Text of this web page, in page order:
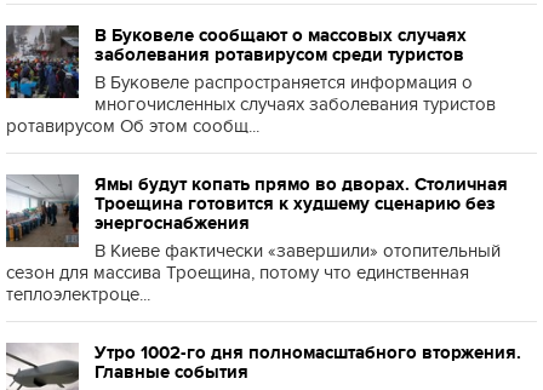
В Буковеле сообщают о массовых случаях
заболевания ротавирусом среди туристов
В Буковеле распространяется информация о
многочисленных случаях заболевания туристов
ротавирусом Об этом сообщ...
Ямы будут копать прямо во дворах. Столичная
Троещина готовится к худшему сценарию без
энергоснабжения
В Киеве фактически «завершили» отопительный
сезон для массива Троещина, потому что единственная
теплоэлектроце...
Утро 1002-го дня полномасштабного вторжения.
Главные события